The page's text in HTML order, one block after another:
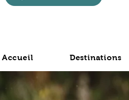
Accueil Destinations